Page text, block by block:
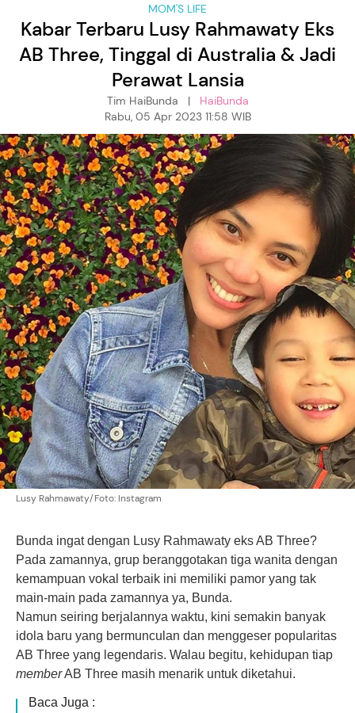
MOM'S LIFE
Kabar Terbaru Lusy Rahmawaty Eks
AB Three, Tinggal di Australia & Jadi
Perawat Lansia
Tim HaiBunda | HaiBunda
Rabu, 05 Apr 2023 11:58 WIB
Lusy Rahmawaty/Foto: Instagram
Bunda ingat dengan Lusy Rahmawaty eks AB Three?
Pada zamannya, grup beranggotakan tiga wanita dengan
kemampuan vokal terbaik ini memiliki pamor yang tak
main-main pada zamannya ya, Bunda.
Namun seiring berjalannya waktu, kini semakin banyak
idola baru yang bermunculan dan menggeser popularitas
AB Three yang legendaris. Walau begitu, kehidupan tiap
memberAB Three masih menarik untuk diketahui.
Baca Juga :